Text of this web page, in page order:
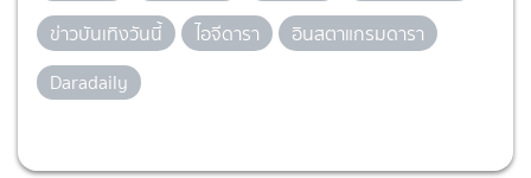
ข่าวบันเทิงวันนี้
ไอจีดารา
อินสตาแกรมดารา
Daradaily